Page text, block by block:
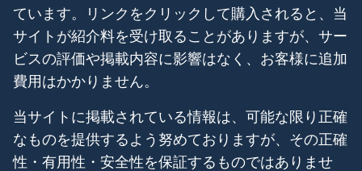
ています。リンクをクリックして購入されると、当
サイトが紹介料を受け取ることがありますが、サー
ビスの評価や掲載内容に影響はなく、お客様に追加
費用はかかりません。
当サイトに掲載されている情報は、可能な限り正確
なものを提供するよう努めておりますが、その正確
性・有用性・安全性を保証するものではありませ